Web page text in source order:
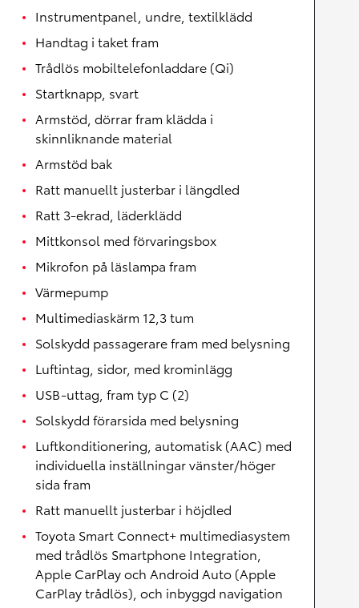
Instrumentpanel, undre, textilklädd
Handtag i taket fram
Trådlös mobiltelefonladdare (Qi)
Startknapp, svart
Armstöd, dörrar fram klädda i
skinnliknande material
Armstöd bak
Ratt manuellt justerbar i längdled
Ratt 3-ekrad, läderklädd
Mittkonsol med förvaringsbox
Mikrofon på läslampa fram
Värmepump
Multimediaskärm 12,3 tum
Solskydd passagerare fram med belysning
Luftintag, sidor, med krominlägg
USB-uttag, fram typ C (2)
Solskydd förarsida med belysning
Luftkonditionering, automatisk (AAC) med
individuella inställningar vänster/höger
sida fram
Ratt manuellt justerbar i höjdled
Toyota Smart Connect+ multimediasystem
med trådlös Smartphone Integration,
Apple CarPlay och Android Auto (Apple
CarPlay trådlös), och inbyggd navigation